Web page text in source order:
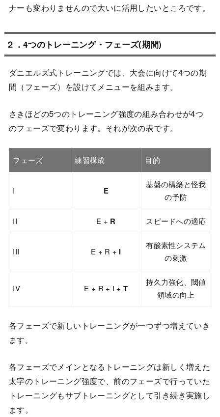
ナーも変わりませんので大いに活用したいところです。
２．4つのトレーニング・フェーズ(期間)
ダニエルズ式トレーニングでは、大会に向けて4つの期
間（フェーズ）を設けてメニューを組みます。
さきほどの5つのトレーニング強度の組み合わせが4つ
のフェーズで変わります。それが次の表です。
フェーズ 練習構成 目的
I E
基盤の構築と怪我
の予防
II E + R スピードへの適応
III E + R + I
有酸素性システム
の刺激
IV E + R + I +T
持久力強化、閾値
領域の向上
各フェーズで新しいトレーニングが一つずつ増えていき
ます 。
各フェーズでメインとなるトレーニングは新しく増えた
太字のトレーニング強度で、前のフェーズで行っていた
トレーニングもサブトレーニングとして引き続き実施し
ます。